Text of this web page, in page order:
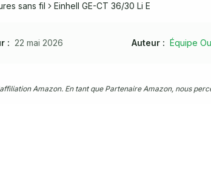
sans fil Einhell GE-CT 36/30 Li E
: 22 mai 2026 Auteur : Équipe
Amazon. En tant que Partenaire Amazon, nous